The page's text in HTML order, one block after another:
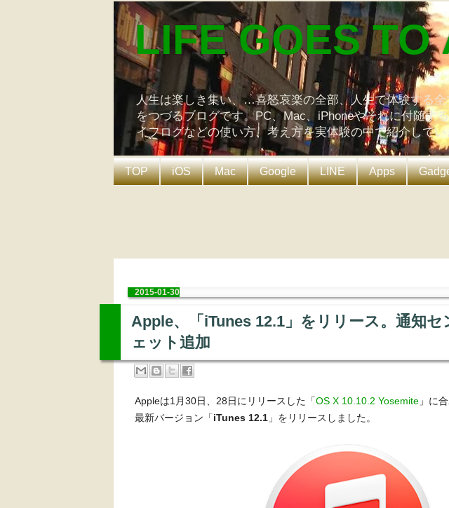
LIFE GOES TO
人生は楽しき集い、…喜怒哀楽の全部、人生で体験する
をつづるブログです。PC、Mac、iPhoneやそれに付随す
イフログなどの使い方、考え方を実体験の中で紹介して
TOP iOS Mac Google LINE Apps
2015-01-30
Apple、「iTunes 12.1」をリリース。通知
ェット追加
Appleは1月30日、28日にリリースした「OS X 10.10.2 Yosemite 」に
最新バージョン「iTunes 12.1 」をリリースしました。